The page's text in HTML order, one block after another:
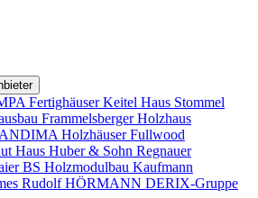
FertighäuserKeitel Haus Stommel
Frammelsberger Holzhaus
HolzhäuserFullwood
Haus Huber & Sohn Regnauer
BS Holzmodulbau Kaufmann
Rudolf HÖRMANN DERIX-Gruppe